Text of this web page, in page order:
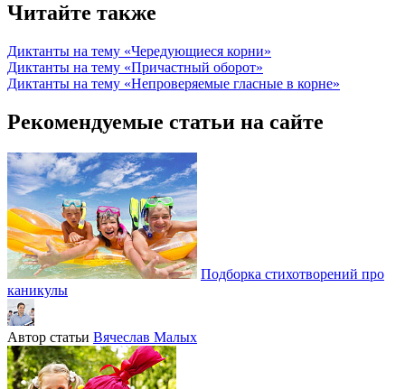
Читайте также
Диктанты на тему «Чередующиеся корни»
Диктанты на тему «Причастный оборот»
Диктанты на тему «Непроверяемые гласные в корне»
Рекомендуемые статьи на сайте
Подборка стихотворений про
каникулы
Автор статьи Вячеслав Малых